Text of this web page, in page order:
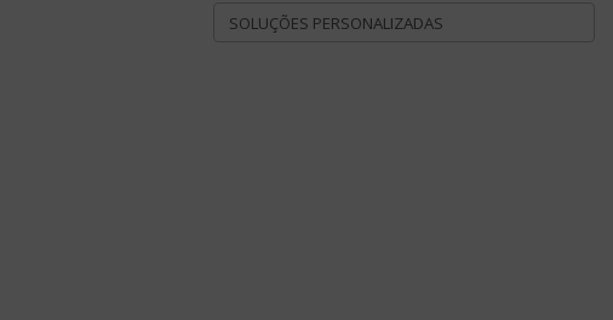
SOLUÇÕES PERSONALIZADAS